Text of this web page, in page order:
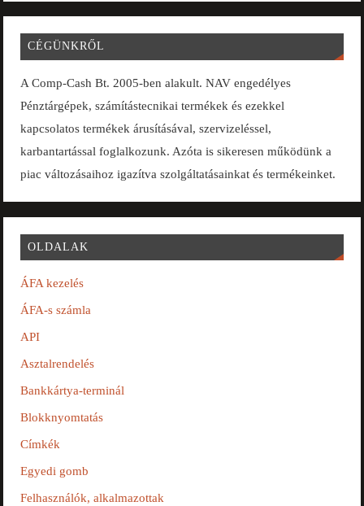
CÉGÜNKRŐL
A Comp-Cash Bt. 2005-ben alakult. NAV engedélyes
Pénztárgépek, számítástecnikai termékek és ezekkel
kapcsolatos termékek árusításával, szervizeléssel,
karbantartással foglalkozunk. Azóta is sikeresen működünk a
piac változásaihoz igazítva szolgáltatásainkat és termékeinket.
OLDALAK
ÁFA kezelés
ÁFA-s számla
API
Asztalrendelés
Bankkártya-terminál
Blokknyomtatás
Címkék
Egyedi gomb
Felhasználók, alkalmazottak